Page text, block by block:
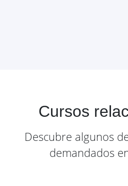
Cursos
Descubre algunos
demandados